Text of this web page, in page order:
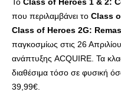
που περιλαμβάνει το Class
Class of Heroes 2G:
παγκοσμίως στις 26
ανάπτυξης ACQUIRE. Τα
διαθέσιμα τόσο σε φυσική
39,99€.